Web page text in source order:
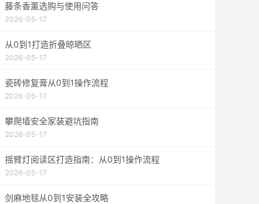
藤条香薰选购与使用问答
2026-05-17
从0到1打造折叠晾晒区
2026-05-17
瓷砖修复膏从0到1操作流程
2026-05-17
攀爬墙安全家装避坑指南
2026-05-17
摇臂灯阅读区打造指南：从0到1操作流程
2026-05-17
剑麻地毯从0到1安装全攻略